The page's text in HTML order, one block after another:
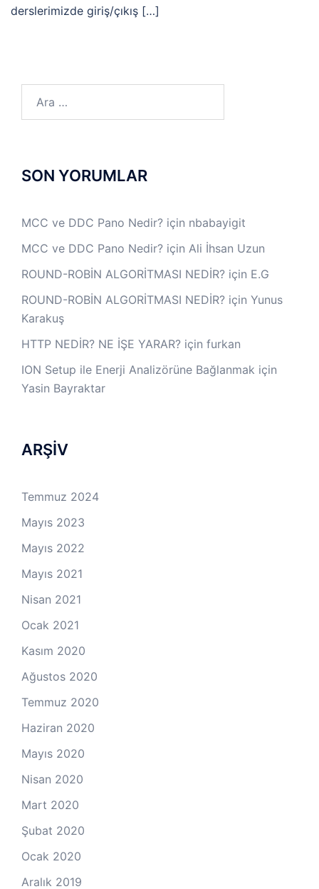
derslerimizde giriş/çıkış […]
SON YORUMLAR
MCC ve DDC Pano Nedir? için nbabayigit
MCC ve DDC Pano Nedir? için Ali İhsan Uzun
ROUND-ROBİN ALGORİTMASI NEDİR? için E.G
ROUND-ROBİN ALGORİTMASI NEDİR? için Yunus
Karakuş
HTTP NEDİR? NE İŞE YARAR? için furkan
ION Setup ile Enerji Analizörüne Bağlanmak için
Yasin Bayraktar
ARŞİV
Temmuz 2024
Mayıs 2023
Mayıs 2022
Mayıs 2021
Nisan 2021
Ocak 2021
Kasım 2020
Ağustos 2020
Temmuz 2020
Haziran 2020
Mayıs 2020
Nisan 2020
Mart 2020
Şubat 2020
Ocak 2020
Aralık 2019